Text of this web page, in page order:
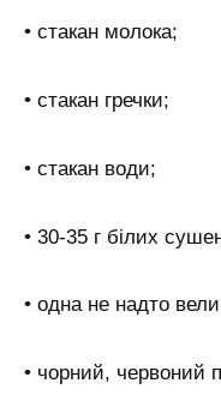
• стакан молока;
• стакан гречки;
• стакан води;
• 30-35 г білих
• одна не надто
• чорний, червоний